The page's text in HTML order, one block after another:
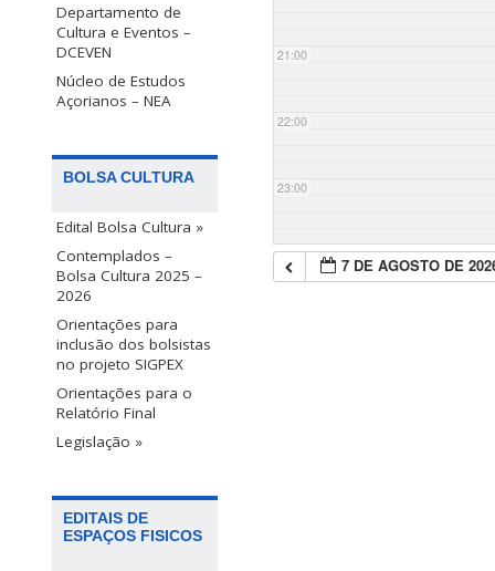
Departamento de
Cultura e Eventos –
DCEVEN
Núcleo de Estudos
Açorianos – NEA
BOLSA CULTURA
Edital Bolsa Cultura »
Contemplados –
Bolsa Cultura 2025 –
2026
Orientações para
inclusão dos bolsistas
no projeto SIGPEX
Orientações para o
Relatório Final
Legislação »
EDITAIS DE
ESPAÇOS FISICOS
21:00
22:00
23:00
7 DE AGOSTO DE